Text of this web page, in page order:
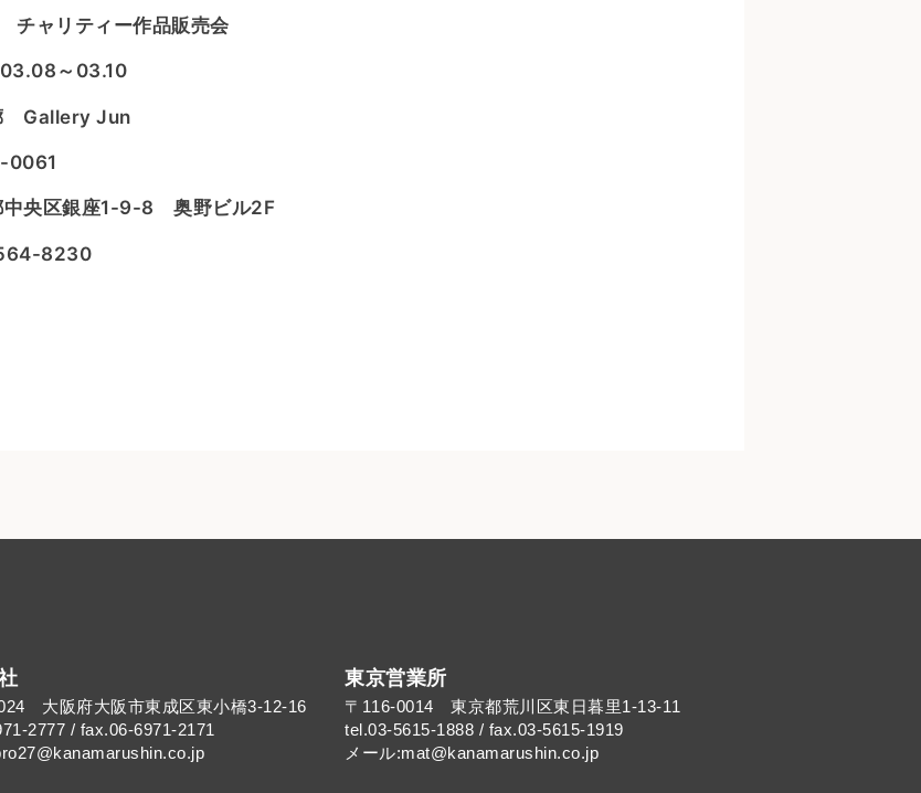
ャリティー作品販売会
～03.10
Gallery Jun
0061
中央区銀座1-9-8 奥野ビル2F
8230
大阪府大阪市東成区東小橋3-12-16
2777 / fax.06-6971-2171
東京営業所
〒116-0014 東京都荒川区東日暮里1-13-11
tel.03-5615-1888 / fax.03-5615-1919
メール:mat@kanamarushin.co.jp